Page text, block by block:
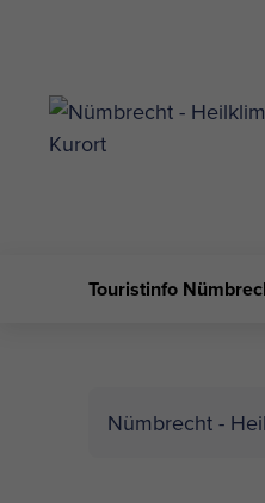
Touristinfo
Nümbrecht -